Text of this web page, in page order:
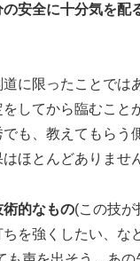
安全に十分気を配
に限ったことでは
してから臨むこと
も、教えてもらう
ほとんどありませ
術的なもの(この技が
を強くしたい、な